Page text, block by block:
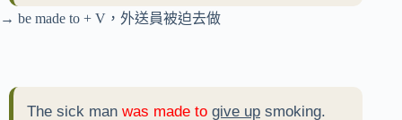
→ be made to + V，外送員被迫去做
The sick man was made to give up smoking.